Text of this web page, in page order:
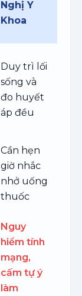
Nghị Y
Khoa
Duy trì lối
sống và
đo huyết
áp đều
Cần hẹn
giờ nhắc
nhở uống
thuốc
Nguy
hiểm tính
mạng,
cấm tự ý
làm